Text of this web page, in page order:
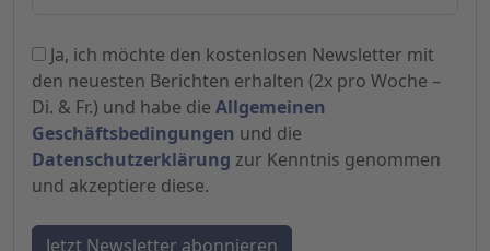
Ja, ich möchte den kostenlosen Newsletter mit
den neuesten Berichten erhalten (2x pro Woche –
Di. & Fr.) und habe die Allgemeinen
Geschäftsbedingungen und die
Datenschutzerklärung zur Kenntnis genommen
und akzeptiere diese.